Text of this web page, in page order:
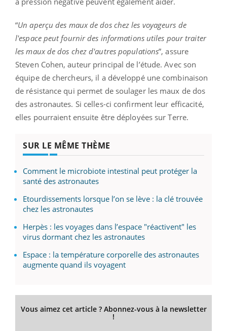
“Un aperçu des maux de dos chez les voyageurs de
l'espace peut fournir des informations utiles pour traiter
les maux de dos chez d'autres populations”, assure
Steven Cohen, auteur principal de l’étude. Avec son
équipe de chercheurs, il a développé une combinaison
de résistance qui permet de soulager les maux de dos
des astronautes. Si celles-ci confirment leur efficacité,
elles pourraient ensuite être déployées sur Terre.
SUR LE MÊME THÈME
Comment le microbiote intestinal peut protéger la
santé des astronautes
Etourdissements lorsque l’on se lève : la clé trouvée
chez les astronautes
Herpès : les voyages dans l’espace "réactivent" les
virus dormant chez les astronautes
Espace : la température corporelle des astronautes
augmente quand ils voyagent
Vous aimez cet article ? Abonnez-vous à la newsletter
!